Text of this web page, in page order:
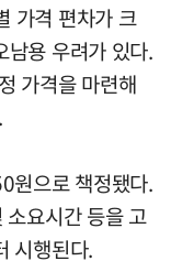
가격 편차가 크
남용 우려가 있다.
가격을 마련해
원으로 책정됐다.
요시간 등을 고
시행된다.